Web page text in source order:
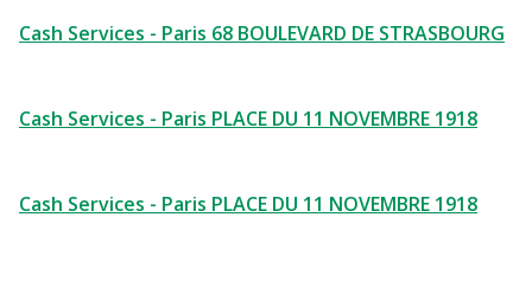
Cash Services - Paris 68 BOULEVARD DE STRASBOURG
Cash Services - Paris PLACE DU 11 NOVEMBRE 1918
Cash Services - Paris PLACE DU 11 NOVEMBRE 1918